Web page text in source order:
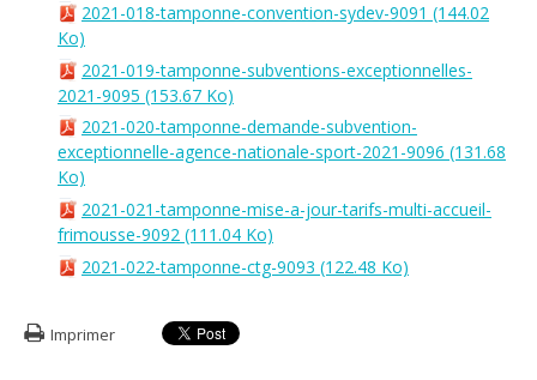
2021-018-tamponne-convention-sydev-9091 (144.02
Ko)
2021-019-tamponne-subventions-exceptionnelles-
2021-9095 (153.67 Ko)
2021-020-tamponne-demande-subvention-
exceptionnelle-agence-nationale-sport-2021-9096 (131.68
Ko)
2021-021-tamponne-mise-a-jour-tarifs-multi-accueil-
frimousse-9092 (111.04 Ko)
2021-022-tamponne-ctg-9093 (122.48 Ko)
Imprimer